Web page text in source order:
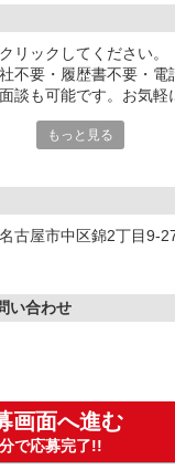
リックしてください
不要・履歴書不要・電
談も可能です。お気軽
もっと見る
古屋市中区錦2丁目9-
い合わせ
画面へ進む
で応募完了!!